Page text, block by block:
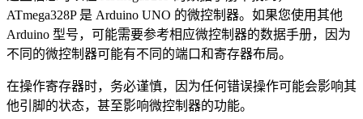
ATmega328P 是 Arduino UNO 的微控制器。如果您使用其他
Arduino 型号，可能需要参考相应微控制器的数据手册，因为
不同的微控制器可能有不同的端口和寄存器布局。
在操作寄存器时，务必谨慎，因为任何错误操作可能会影响其
他引脚的状态，甚至影响微控制器的功能。